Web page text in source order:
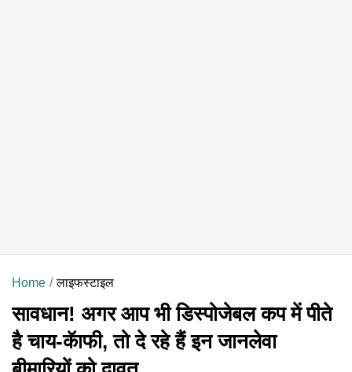
Home लाइफस्टाइल
सावधान! अगर आप भी डिस्पोजेबल कप में पीते
है चाय-कॅाफी, तो दे रहे हैं इन जानलेवा